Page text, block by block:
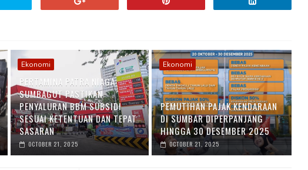
Ekonomi
PERTAMINA PATRA NIAGA
SUMBAGUT PASTIKAN
PENYALURAN BBM SUBSIDI
SESUAI KETENTUAN DAN TEPAT
SASARAN
OCTOBER 21, 2025
Ekonomi
PEMUTIHAN PAJAK KENDARAAN
DI SUMBAR DIPERPANJANG
HINGGA 30 DESEMBER 2025
OCTOBER 21, 2025